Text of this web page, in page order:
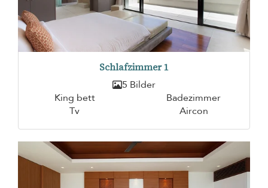
Schlafzimmer 1
5 Bilder
King bett
Badezimmer
Tv
Aircon